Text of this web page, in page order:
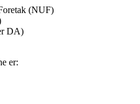
(NUF)
DA)
er: